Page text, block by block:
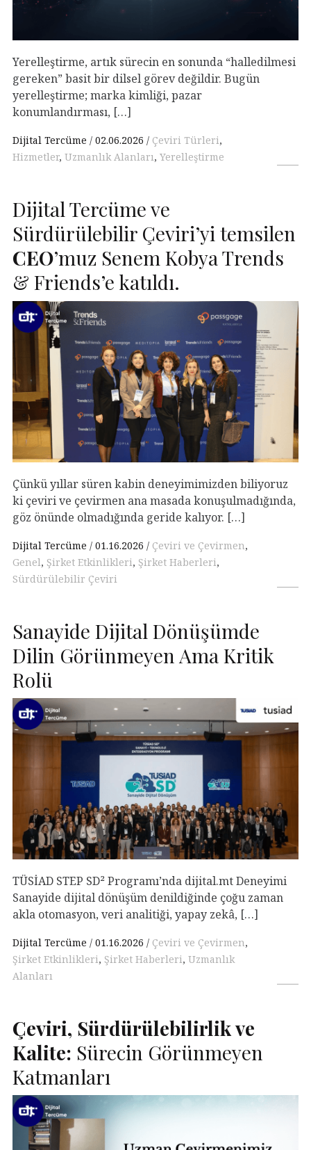
Yerelleştirme, artık sürecin en sonunda “halledilmesi
gereken” basit bir dilsel görev değildir. Bugün
yerelleştirme; marka kimliği, pazar
konumlandırması, […]
Dijital Tercüme 02.06.2026 Çeviri Türleri,
Hizmetler, Uzmanlık Alanları, Yerelleştirme
Dijital Tercüme ve
Sürdürülebilir Çeviri’yi temsilen
CEO’muz Senem Kobya Trends
& Friends’e katıldı.
Çünkü yıllar süren kabin deneyimimizden biliyoruz
ki çeviri ve çevirmen ana masada konuşulmadığında,
göz önünde olmadığında geride kalıyor. […]
Dijital Tercüme 01.16.2026 Çeviri ve Çevirmen,
Genel, Şirket Etkinlikleri, Şirket Haberleri,
Sürdürülebilir Çeviri
Sanayide Dijital Dönüşümde
Dilin Görünmeyen Ama Kritik
Rolü
TÜSİAD STEP SD² Programı’nda dijital.mt Deneyimi
Sanayide dijital dönüşüm denildiğinde çoğu zaman
akla otomasyon, veri analitiği, yapay zekâ, […]
Dijital Tercüme 01.16.2026 Çeviri ve Çevirmen,
Şirket Etkinlikleri, Şirket Haberleri, Uzmanlık
Alanları
Çeviri, Sürdürülebilirlik ve
Kalite: Sürecin Görünmeyen
Katmanları